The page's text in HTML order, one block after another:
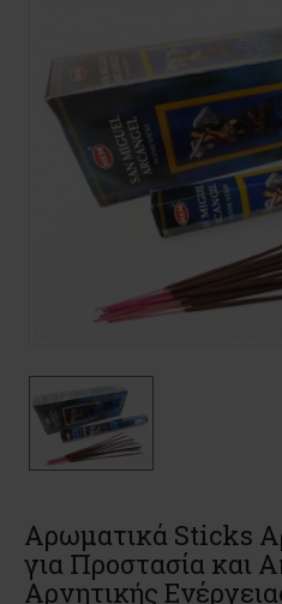
Αρωματικά Sticks
για Προστασία και
Αρνητικής